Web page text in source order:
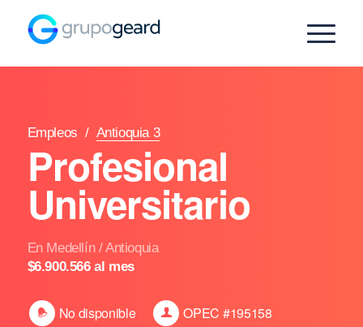
Empleos / Antioquia 3
Profesional
Universitario
En Medellín / Antioquia
$6.900.566 al mes
No disponible OPEC #195158